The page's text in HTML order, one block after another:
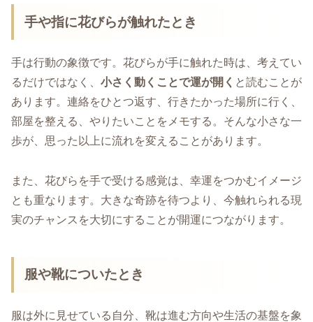
手や指に花びらが触れたとき
手は行動の象徴です。花びらが手に触れた時は、考えてい
るだけではなく、 小さく動くことで運が開く と読むことが
あります。連絡をひとつ返す、行きたかった場所に行く、
部屋を整える、やりたいことをメモする。そんな小さな一
歩が、思った以上に流れを変えることがあります。
また、花びらを手で受ける感覚は、幸運をつかむイメージ
とも重なります。大きな奇跡を待つより、今触れられる現
実のチャンスを大切にすることが開運につながります。
服や靴についたとき
服は外に見せている自分、靴は進む方向や生活の基盤を象